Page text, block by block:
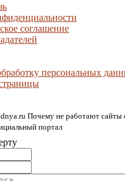
соглашение
персональных
Почему не работают сайты
портал